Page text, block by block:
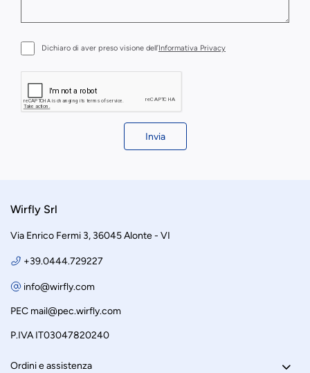
Dichiaro di aver preso visione dell’Informativa Privacy
Invia
Wirfly Srl
Via Enrico Fermi 3, 36045 Alonte - VI
+39.0444.729227
info@wirfly.com
PEC mail@pec.wirfly.com
P.IVA IT03047820240
Ordini e assistenza